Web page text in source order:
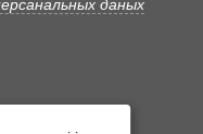
даных